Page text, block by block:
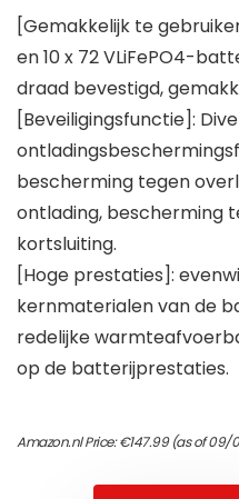
[Gemakkelijk te
en 10 x 72 VLiFePO4-
draad bevestigd,
[Beveiligingsfunctie]:
bescherming tegen
ontlading, bescherming
kortsluiting.
[Hoge prestaties]:
kernmaterialen van de
redelijke
op de batterijprestaties.
Amazon.nl Price:€147.99(as of 09/